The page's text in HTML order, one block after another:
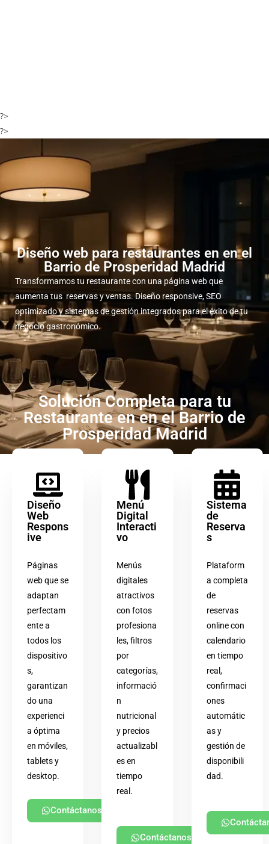
?>
?>
Diseño web para restaurantes en en el
Barrio de Prosperidad Madrid
Transformamos tu restaurante con una página web que
aumenta tus reservas y ventas. Diseño responsive, SEO
optimizado y sistemas de gestión integrados para el éxito de tu
negocio gastronómico.
Solución Completa para tu
Restaurante en en el Barrio de
Prosperidad Madrid
Diseño
Web
Respons
ive
Páginas
web que se
adaptan
perfectam
ente a
todos los
dispositivo
s,
garantizan
do una
experienci
a óptima
en móviles,
tablets y
desktop.
Contáctanos
Menú
Digital
Interacti
vo
Menús
digitales
atractivos
con fotos
profesiona
les, filtros
por
categorías,
informació
n
nutricional
y precios
actualizabl
es en
tiempo
real.
Contáctanos
Sistema
de
Reserva
s
Plataform
a completa
de
reservas
online con
calendario
en tiempo
real,
confirmaci
ones
automátic
as y
gestión de
disponibili
dad.